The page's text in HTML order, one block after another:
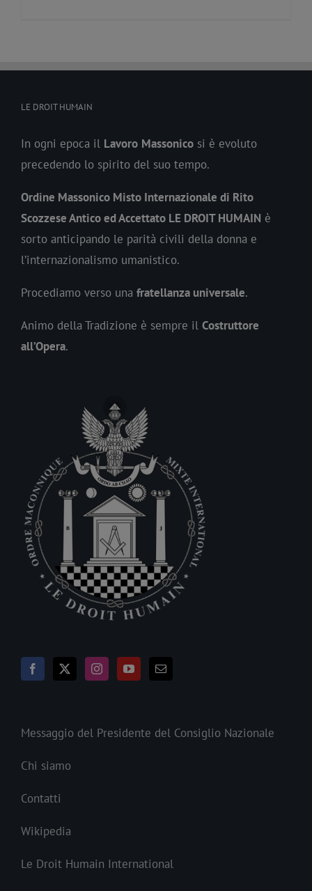
LE DROIT HUMAIN
In ogni epoca il Lavoro Massonico si è evoluto
precedendo lo spirito del suo tempo.
Ordine Massonico Misto Internazionale di Rito
Scozzese Antico ed Accettato LE DROIT HUMAIN è
sorto anticipando le parità civili della donna e
l’internazionalismo umanistico.
Procediamo verso una fratellanza universale.
Animo della Tradizione è sempre il Costruttore
all’Opera.
Messaggio del Presidente del Consiglio Nazionale
Chi siamo
Contatti
Wikipedia
Le Droit Humain International